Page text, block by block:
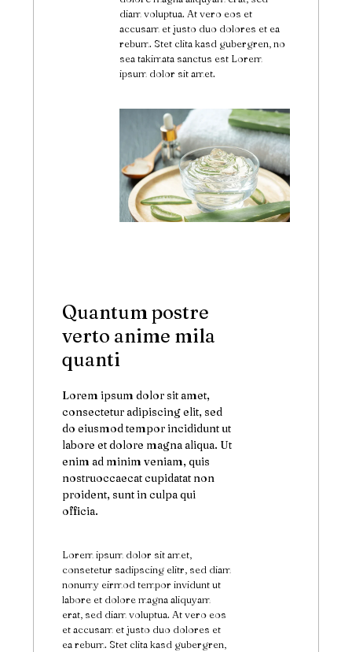
diam voluptua. At vero eos et
accusam et justo duo dolores et ea
rebum. Stet clita kasd gubergren, no
sea takimata sanctus est Lorem
ipsum dolor sit amet.
Quantum postre
verto anime mila
quanti
Lorem ipsum dolor sit amet,
consectetur adipiscing elit, sed
do eiusmod tempor incididunt ut
labore et dolore magna aliqua. Ut
enim ad minim veniam, quis
nostruoccaecat cupidatat non
proident, sunt in culpa qui
officia.
Lorem ipsum dolor sit amet,
consetetur sadipscing elitr, sed diam
nonumy eirmod tempor invidunt ut
labore et dolore magna aliquyam
erat, sed diam voluptua. At vero eos
et accusam et justo duo dolores et
ea rebum. Stet clita kasd gubergren,